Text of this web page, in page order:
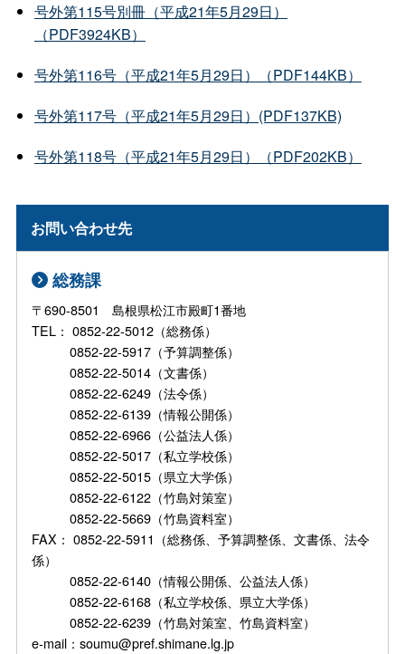
号外第115号別冊（平成21年5月29日）
（PDF3924KB）
号外第116号（平成21年5月29日）（PDF144KB）
号外第117号（平成21年5月29日）(PDF137KB)
号外第118号（平成21年5月29日）（PDF202KB）
お問い合わせ先
総務課
〒690-8501 島根県松江市殿町1番地
TEL： 0852-22-5012（総務係）
0852-22-5917（予算調整係）
0852-22-5014（文書係）
0852-22-6249（法令係）
0852-22-6139（情報公開係）
0852-22-6966（公益法人係）
0852-22-5017（私立学校係）
0852-22-5015（県立大学係）
0852-22-6122（竹島対策室）
0852-22-5669（竹島資料室）
FAX： 0852-22-5911（総務係、予算調整係、文書係、法令
係）
0852-22-6140（情報公開係、公益法人係）
0852-22-6168（私立学校係、県立大学係）
0852-22-6239（竹島対策室、竹島資料室）
e-mail：soumu@pref.shimane.lg.jp